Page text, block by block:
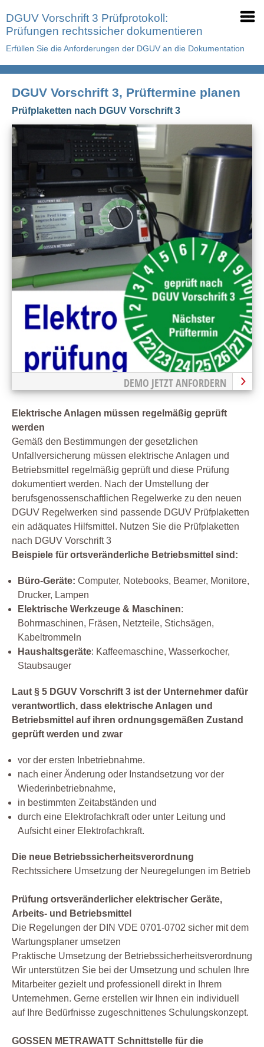
DGUV Vorschrift 3 Prüfprotokoll:
Prüfungen rechtssicher dokumentieren
Erfüllen Sie die Anforderungen der DGUV an die Dokumentation
DGUV Vorschrift 3, Prüftermine planen
Prüfplaketten nach DGUV Vorschrift 3
DEMO JETZT ANFORDERN
Elektrische Anlagen müssen regelmäßig geprüft
werden
Gemäß den Bestimmungen der gesetzlichen
Unfallversicherung müssen elektrische Anlagen und
Betriebsmittel regelmäßig geprüft und diese Prüfung
dokumentiert werden. Nach der Umstellung der
berufsgenossenschaftlichen Regelwerke zu den neuen
DGUV Regelwerken sind passende DGUV Prüfplaketten
ein adäquates Hilfsmittel. Nutzen Sie die Prüfplaketten
nach DGUV Vorschrift 3
Beispiele für ortsveränderliche Betriebsmittel sind:
Büro-Geräte: Computer, Notebooks, Beamer, Monitore,
Drucker, Lampen
Elektrische Werkzeuge & Maschinen:
Bohrmaschinen, Fräsen, Netzteile, Stichsägen,
Kabeltrommeln
Haushaltsgeräte: Kaffeemaschine, Wasserkocher,
Staubsauger
Laut § 5 DGUV Vorschrift 3 ist der Unternehmer dafür
verantwortlich, dass elektrische Anlagen und
Betriebsmittel auf ihren ordnungsgemäßen Zustand
geprüft werden und zwar
vor der ersten Inbetriebnahme.
nach einer Änderung oder Instandsetzung vor der
Wiederinbetriebnahme,
in bestimmten Zeitabständen und
durch eine Elektrofachkraft oder unter Leitung und
Aufsicht einer Elektrofachkraft.
Die neue Betriebssicherheitsverordnung
Rechtssichere Umsetzung der Neuregelungen im Betrieb
Prüfung ortsveränderlicher elektrischer Geräte,
Arbeits- und Betriebsmittel
Die Regelungen der DIN VDE 0701-0702 sicher mit dem
Wartungsplaner umsetzen
Praktische Umsetzung der Betriebssicherheitsverordnung
Wir unterstützen Sie bei der Umsetzung und schulen Ihre
Mitarbeiter gezielt und professionell direkt in Ihrem
Unternehmen. Gerne erstellen wir Ihnen ein individuell
auf Ihre Bedürfnisse zugeschnittenes Schulungskonzept.
GOSSEN METRAWATT Schnittstelle für die